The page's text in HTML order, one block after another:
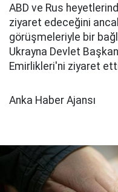
ABD ve Rus
ziyaret edeceğini
görüşmeleriyle bir
Ukrayna Devlet
Emirlikleri'ni ziyaret
Anka Haber Ajansı